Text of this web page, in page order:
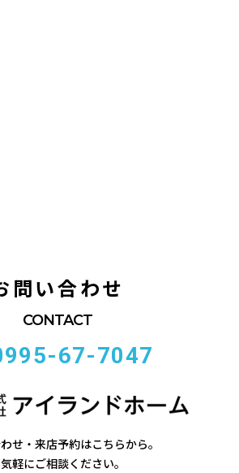
問い合わせ
67-7047
せ・来店予約はこちらから。
軽にご相談ください。